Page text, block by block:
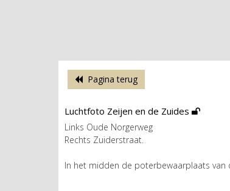
Pagina terug
Luchtfoto Zeijen en de Zuides
Links Oude Norgerweg
Rechts Zuiderstraat.
In het midden de poterbewaarplaats van